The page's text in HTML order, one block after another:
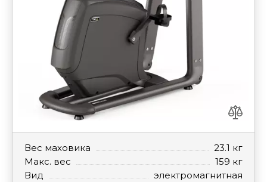
Вес маховика
23.1 кг
Макс. вес
159 кг
Вид
электромагнитная